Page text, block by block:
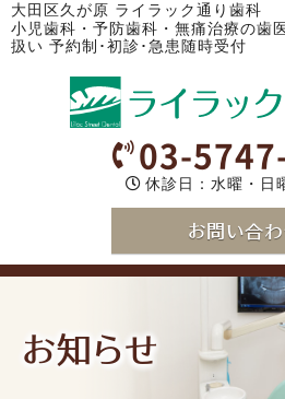
大田区久が原 ライラック通り歯科
小児歯科・予防歯科・無痛治療の歯
扱い 予約制･初診･急患随時受付
03-
休診日：水曜・日
お問い合
お知らせ